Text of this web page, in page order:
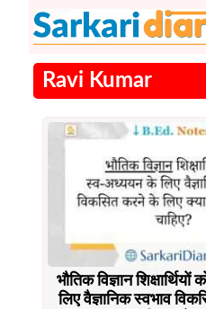
content
Ravi Kumar
भौतिक विज्ञान
लिए वैज्ञानिक स्वभाव